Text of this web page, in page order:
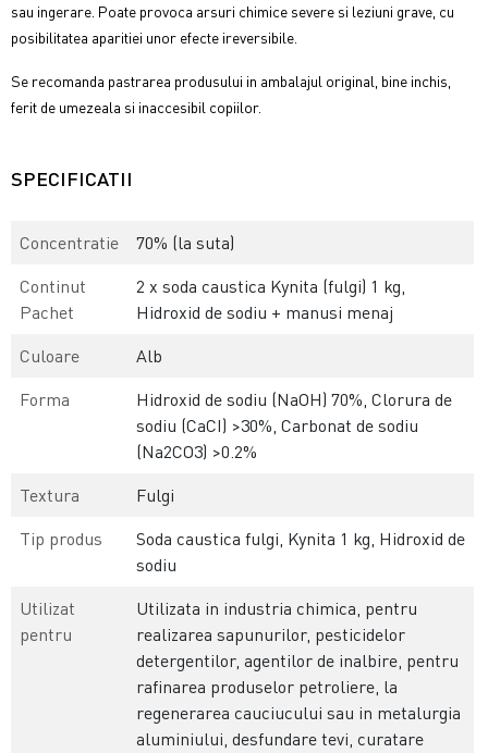
sau ingerare. Poate provoca arsuri chimice severe si leziuni grave, cu
posibilitatea aparitiei unor efecte ireversibile.
Se recomanda pastrarea produsului in ambalajul original, bine inchis,
ferit de umezeala si inaccesibil copiilor.
SPECIFICATII
Concentratie
70% (la suta)
Continut
Pachet
2 x soda caustica Kynita (fulgi) 1 kg,
Hidroxid de sodiu + manusi menaj
Culoare
Alb
Forma
Hidroxid de sodiu (NaOH) 70%, Clorura de
sodiu (CaCI) >30%, Carbonat de sodiu
(Na2CO3) >0.2%
Textura
Fulgi
Tip produs
Soda caustica fulgi, Kynita 1 kg, Hidroxid de
sodiu
Utilizat
pentru
Utilizata in industria chimica, pentru
realizarea sapunurilor, pesticidelor
detergentilor, agentilor de inalbire, pentru
rafinarea produselor petroliere, la
regenerarea cauciucului sau in metalurgia
aluminiului, desfundare tevi, curatare